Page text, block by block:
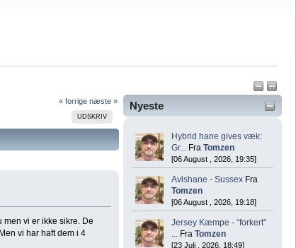
Nyeste
Hybrid hane gives væk:
Gr... Fra Tomzen
[06 August , 2026, 19:35]
Avlshane - Sussex Fra
Tomzen
[06 August , 2026, 19:18]
Jersey Kæmpe - “forkert”
... Fra Tomzen
[23 Juli , 2026, 18:49]
« forrige næste »
UDSKRIV
vi er ikke sikre. De
vi har haft dem i 4